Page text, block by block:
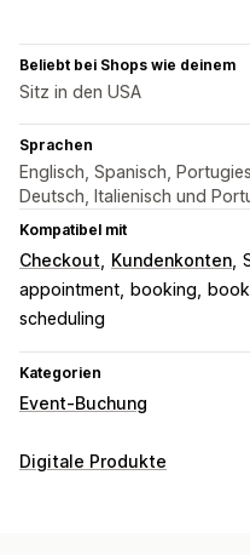
Beliebt bei Shops wie deinem
Sitz in den USA
Sprachen
Englisch, Spanisch,
Deutsch, Italienisch und
Kompatibel mit
Checkout Kundenkonten
appointment
booking
scheduling
Kategorien
Event-Buchung
Eventart
Digitale Produkte